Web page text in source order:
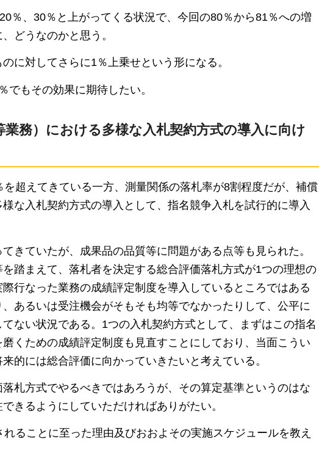
％、30％と上がってくる状況で、今回の80％から81％への増
どうなのかと思う。
に対してさらに1％上乗せという形になる。
でもその効果に期待したい。
務）における多様な入札契約方式の導入に向け
超えてきている一方、測量関係の落札率が8割程度だが、補償
な入札契約方式の導入として、指名競争入札を試行的に導入
きていたが、成果品の品質等に問題がある点等も見られた。
踏まえて、落札者を決定する総合評価落札方式が1つの理想の
行なった業務の成績評定制度を導入しているところではある
あるいは受注機会がそもそも均等でなかったりして、公平に
ない状況である。1つの入札契約方式として、まずはこの指名
くための成績評定制度も見直すことにしており、当面こうい
的には総合評価に向かっていきたいと考えている。
札方式でやるべきではあろうが、その算定基準というのはな
きるようにしていただければありがたい。
ることに至った理由及びおおよその実施スケジュールを教え